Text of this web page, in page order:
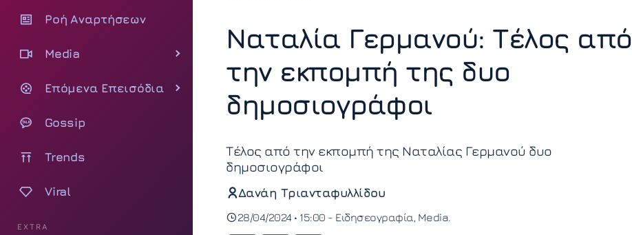
Ροή Αναρτήσεων
Media
Επόμενα Επεισόδια
Gossip
Trends
Viral
EXTRA
Ναταλία Γερμανού: Τέλος από
την εκπομπή της δυο
δημοσιογράφοι
Τέλος από την εκπομπή της Ναταλίας Γερμανού δυο
δημοσιογράφοι
Δανάη Τριανταφυλλίδου
28/04/2024 • 15:00 - Ειδησεογραφία Media